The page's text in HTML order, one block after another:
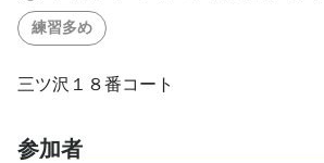
練習多め
三ツ沢１８番コート
参加者